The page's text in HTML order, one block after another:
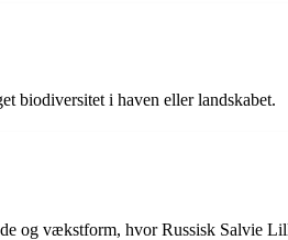
biodiversitet i haven eller landskabet.
og vækstform, hvor Russisk Salvie